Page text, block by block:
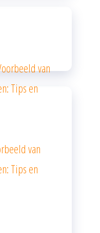
van
Tips en
van
Tips en